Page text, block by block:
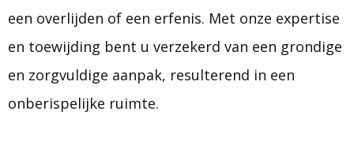
een overlijden of een erfenis. Met onze expertise
en toewijding bent u verzekerd van een grondige
en zorgvuldige aanpak, resulterend in een
onberispelijke ruimte.